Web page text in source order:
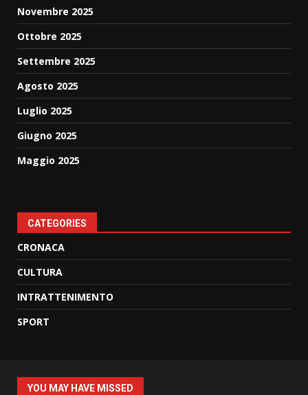
Novembre 2025
Ottobre 2025
Settembre 2025
Agosto 2025
Luglio 2025
Giugno 2025
Maggio 2025
CATEGORIES
CRONACA
CULTURA
INTRATTENIMENTO
SPORT
YOU MAY HAVE MISSED